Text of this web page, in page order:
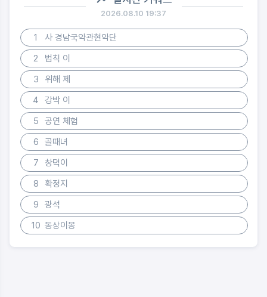
2026.08.10 19:37
1
사 경남국악관현악단
2
법칙 이
3
위해 제
4
강박 이
5
공연 체험
6
골때녀
7
창덕이
8
확정지
9
광석
10 동상이몽